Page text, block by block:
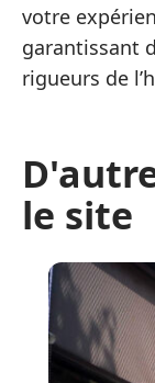
votre
garantissant
rigueurs de
le site